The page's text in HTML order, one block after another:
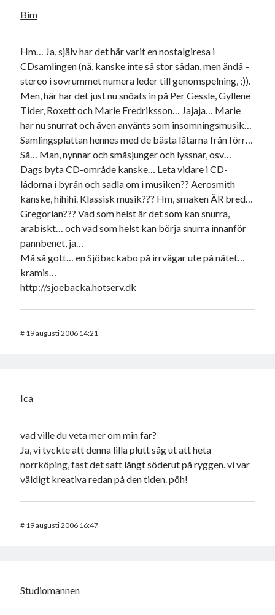
Bim
Hm… Ja, själv har det här varit en nostalgiresa i
CDsamlingen (nä, kanske inte så stor sådan, men ändå –
stereo i sovrummet numera leder till genomspelning, ;)).
Men, här har det just nu snöats in på Per Gessle, Gyllene
Tider, Roxett och Marie Fredriksson… Jajaja… Marie
har nu snurrat och även använts som insomningsmusik…
Samlingsplattan hennes med de bästa låtarna från förr…
Så… Man, nynnar och småsjunger och lyssnar, osv…
Dags byta CD-område kanske… Leta vidare i CD-
lådorna i byrån och sadla om i musiken?? Aerosmith
kanske, hihihi. Klassisk musik??? Hm, smaken ÄR bred…
Gregorian??? Vad som helst är det som kan snurra,
arabiskt… och vad som helst kan börja snurra innanför
pannbenet, ja…
Må så gott… en Sjöbackabo på irrvägar ute på nätet…
kramis…
http://sjoebacka.hotserv.dk
# 19 augusti 2006 14:21
Ica
vad ville du veta mer om min far?
Ja, vi tyckte att denna lilla plutt såg ut att heta
norrköping, fast det satt långt söderut på ryggen. vi var
väldigt kreativa redan på den tiden. pöh!
# 19 augusti 2006 16:47
Studiomannen